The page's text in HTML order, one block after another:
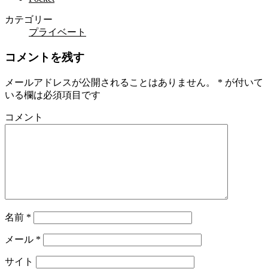
カテゴリー
プライベート
コメントを残す
メールアドレスが公開されることはありません。 * が付いて
いる欄は必須項目です
コメント
名前 *
メール *
サイト